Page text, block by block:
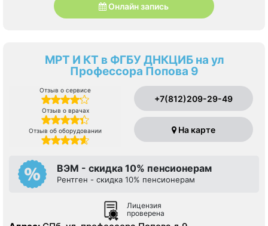
Онлайн запись
МРТ И КТ в ФГБУ ДНКЦИБ на ул
Профессора Попова 9
Отзыв о сервисе
Отзыв о врачах
Отзыв об оборудовании
+7(812)209-29-49
На карте
ВЭМ - скидка 10% пенсионерам
Рентген - скидка 10% пенсионерам
Лицензия
проверена